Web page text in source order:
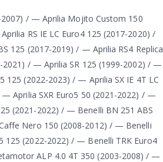
/ — Aprilia Mojito Custom 150
RS IE LC Euro4 125 (2017-2020) /
125 (2017-2019) / — Aprilia RS4 Replica
2021) / — Aprilia SR 125 (1999-2002) / —
125 (2022-2023) / — Aprilia SX IE 4T LC
Aprilia SXR Euro5 50 (2021-2022) / —
(2021-2022) / — Benelli BN 251 ABS
Nero 150 (2008-2012) / — Benelli
(2022-2022) / — Benelli TRK Euro4
ALP 4.0 4T 350 (2003-2008) / —